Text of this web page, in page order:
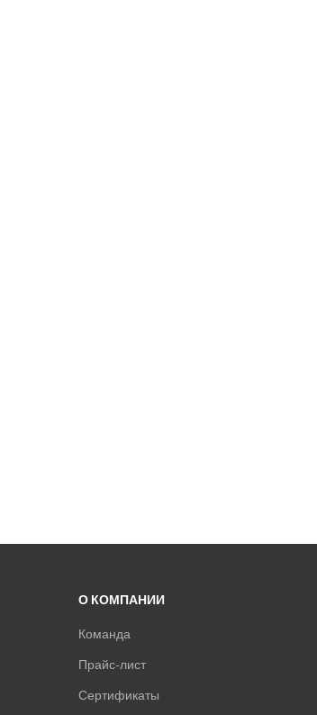
О КОМПАНИИ
Команда
Прайс-лист
Сертификаты